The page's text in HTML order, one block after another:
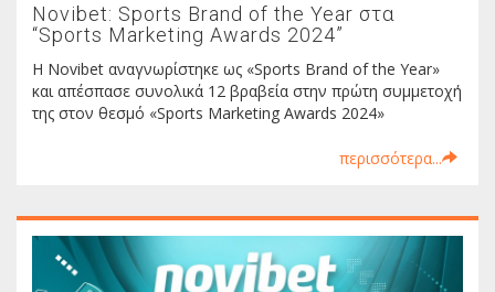
Novibet: Sports Brand of the Year στα
“Sports Marketing Awards 2024”
Η Νοvibet αναγνωρίστηκε ως «Sports Brand of the Year»
και απέσπασε συνολικά 12 βραβεία στην πρώτη συμμετοχή
της στον θεσμό «Sports Marketing Awards 2024»
περισσότερα...